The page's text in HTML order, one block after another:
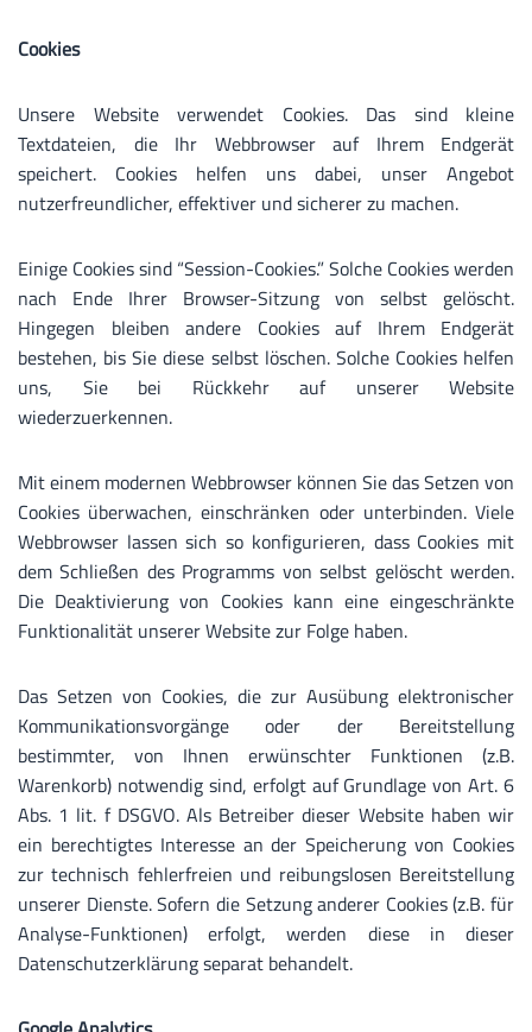
Cookies
Unsere Website verwendet Cookies. Das sind kleine
Textdateien, die Ihr Webbrowser auf Ihrem Endgerät
speichert. Cookies helfen uns dabei, unser Angebot
nutzerfreundlicher, effektiver und sicherer zu machen.
Einige Cookies sind “Session-Cookies.” Solche Cookies werden
nach Ende Ihrer Browser-Sitzung von selbst gelöscht.
Hingegen bleiben andere Cookies auf Ihrem Endgerät
bestehen, bis Sie diese selbst löschen. Solche Cookies helfen
uns, Sie bei Rückkehr auf unserer Website
wiederzuerkennen.
Mit einem modernen Webbrowser können Sie das Setzen von
Cookies überwachen, einschränken oder unterbinden. Viele
Webbrowser lassen sich so konfigurieren, dass Cookies mit
dem Schließen des Programms von selbst gelöscht werden.
Die Deaktivierung von Cookies kann eine eingeschränkte
Funktionalität unserer Website zur Folge haben.
Das Setzen von Cookies, die zur Ausübung elektronischer
Kommunikationsvorgänge oder der Bereitstellung
bestimmter, von Ihnen erwünschter Funktionen (z.B.
Warenkorb) notwendig sind, erfolgt auf Grundlage von Art. 6
Abs. 1 lit. f DSGVO. Als Betreiber dieser Website haben wir
ein berechtigtes Interesse an der Speicherung von Cookies
zur technisch fehlerfreien und reibungslosen Bereitstellung
unserer Dienste. Sofern die Setzung anderer Cookies (z.B. für
Analyse-Funktionen) erfolgt, werden diese in dieser
Datenschutzerklärung separat behandelt.